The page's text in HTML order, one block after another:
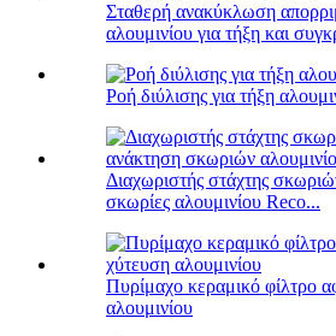
Σταθερή ανακύκλωση
αλουμινίου για τήξη και
Ροή διύλισης για τήξη
Διαχωριστής στάχτης
σκωρίες αλουμινίου Reco...
Πυρίμαχο κεραμικό φίλτρο
αλουμινίου